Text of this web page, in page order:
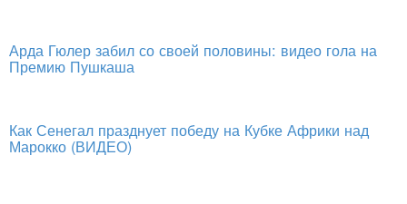
Арда Гюлер забил со своей половины: видео гола на
Премию Пушкаша
Как Сенегал празднует победу на Кубке Африки над
Марокко (ВИДЕО)